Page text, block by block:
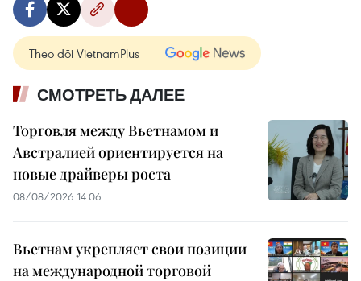
Theo dõi VietnamPlus
СМОТРЕТЬ ДАЛЕЕ
Торговля между Вьетнамом и
Австралией ориентируется на
новые драйверы роста
08/08/2026 14:06
Вьетнам укрепляет свои позиции
на международной торговой